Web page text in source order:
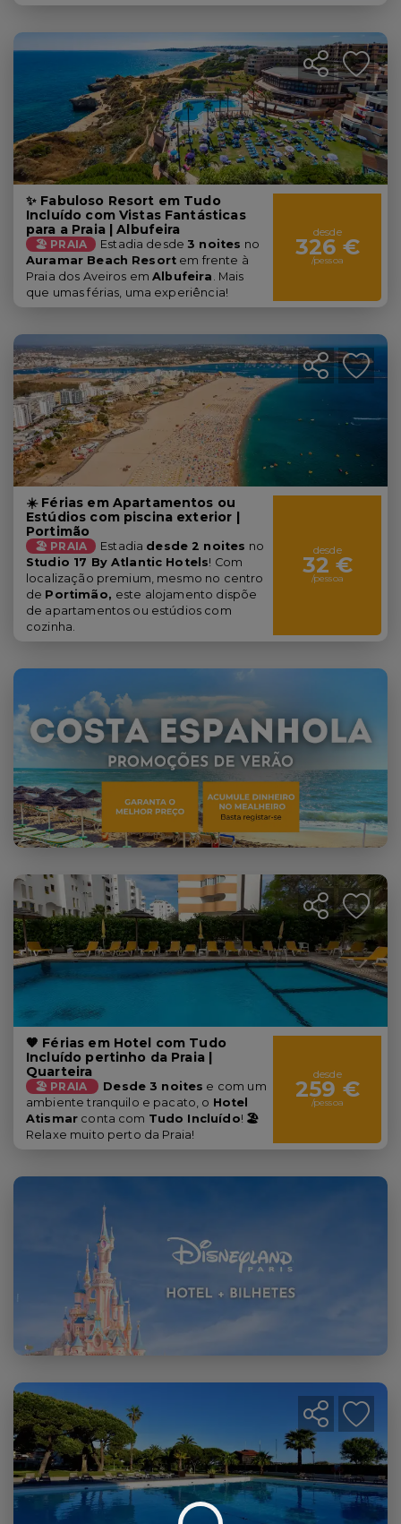
✨ Fabuloso Resort em Tudo
Incluído com Vistas Fantásticas
para a Praia | Albufeira
🏖️ PRAIA Estadia desde 3 noites no
Auramar Beach Resort em frente à
Praia dos Aveiros emAlbufeira . Mais
que umas férias, uma experiência!
desde
326 €
/pessoa
☀️ Férias em Apartamentos ou
Estúdios com piscina exterior |
Portimão
🏖️ PRAIA Estadia desde 2 noites no
Studio 17 By Atlantic Hotels! Com
localização premium, mesmo no centro
de Portimão, este alojamento dispõe
de apartamentos ou estúdios com
cozinha.
desde
32 €
/pessoa
🧡 Férias em Hotel com Tudo
Incluído pertinho da Praia |
Quarteira
🏖️ PRAIA Desde 3 noites e com um
ambiente tranquilo e pacato, o Hotel
Atismar conta com Tudo Incluído! 🏖️
Relaxe muito perto da Praia!
desde
259 €
/pessoa